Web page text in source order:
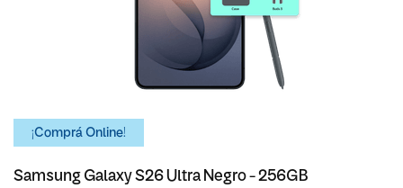
¡Comprá Online!
Samsung Galaxy S26 Ultra Negro - 256GB